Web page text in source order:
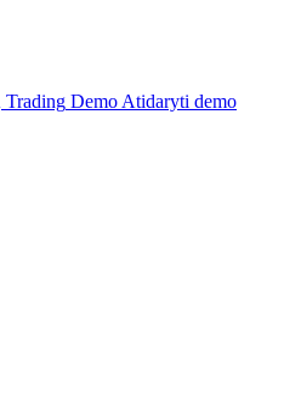
Trading Demo Atidaryti demo